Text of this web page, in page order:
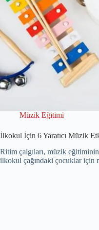
Müzik Eğitimi
İlkokul İçin 6 Yaratıcı Müzik
Ritim çalgıları, müzik
ilkokul çağındaki çocuklar